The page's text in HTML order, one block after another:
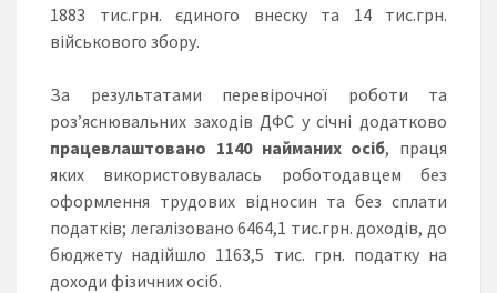
1883 тис.грн. єдиного внеску та 14 тис.грн.
військового збору.
За результатами перевірочної роботи та
роз’яснювальних заходів ДФС у січні додатково
працевлаштовано 1140 найманих осіб, праця
яких використовувалась роботодавцем без
оформлення трудових відносин та без сплати
податків; легалізовано 6464,1 тис.грн. доходів, до
бюджету надійшло 1163,5 тис. грн. податку на
доходи фізичних осіб.